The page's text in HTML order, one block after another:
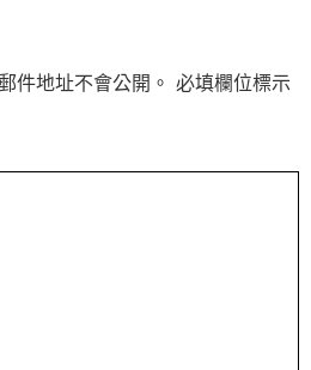
件地址不會公開。 必填欄位標示